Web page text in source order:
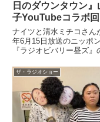
日のダウンタウン』
子YouTubeコラボ
る
ナイツと清水ミチコさん
年6月15日放送のニッポ
『ラジオビバリー昼ズ』
んどい先輩芸人から
ラボしたいと言われた時
ムズい説」について話し
た。
ザ・ラジオショー